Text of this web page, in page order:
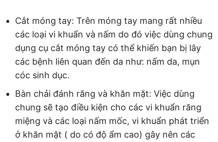
Cắt móng tay: Trên móng tay mang rất nhiều
các loại vi khuẩn và nấm do đó việc dùng chung
dụng cụ cắt móng tay có thể khiến bạn bị lây
các bệnh liên quan đến da như: nấm da, mụn
cóc sinh dục.
Bàn chải đánh răng và khăn mặt: Việc dùng
chung sẽ tạo điều kiện cho các vi khuẩn răng
miệng và các loại nấm mốc, vi khuẩn phát triển
ở khăn mặt ( do có độ ẩm cao) gây nên các